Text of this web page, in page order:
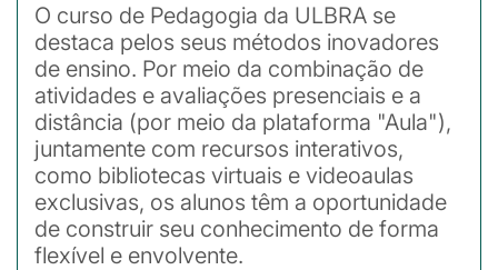
O curso de Pedagogia da ULBRA se
destaca pelos seus métodos inovadores
de ensino. Por meio da combinação de
atividades e avaliações presenciais e a
distância (por meio da plataforma "Aula"),
juntamente com recursos interativos,
como bibliotecas virtuais e videoaulas
exclusivas, os alunos têm a oportunidade
de construir seu conhecimento de forma
flexível e envolvente.